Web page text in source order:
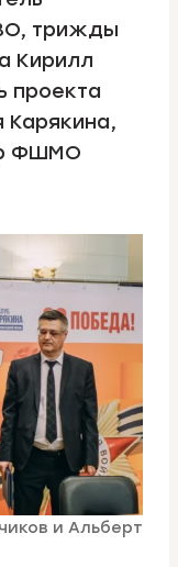
трижды
Кирилл
проекта
Карякина,
ФШМО
и Альберт